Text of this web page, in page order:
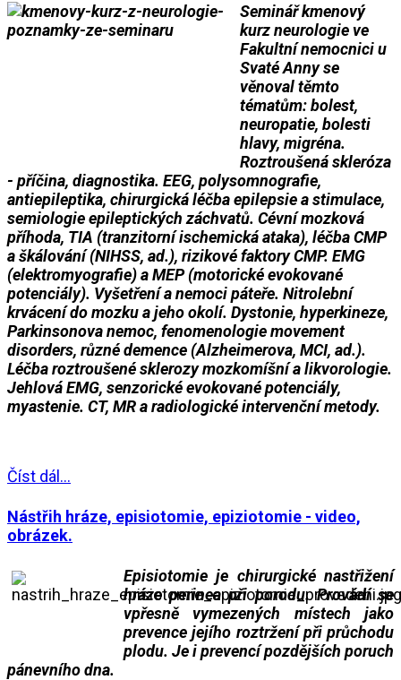
Seminář kmenový
kurz neurologie ve
Fakultní nemocnici u
Svaté Anny se
věnoval těmto
tématům: bolest,
neuropatie, bolesti
hlavy, migréna.
Roztroušená skleróza
- příčina, diagnostika. EEG, polysomnografie,
antiepileptika, chirurgická léčba epilepsie a stimulace,
semiologie epileptických záchvatů. Cévní mozková
příhoda, TIA (tranzitorní ischemická ataka), léčba CMP
a škálování (NIHSS, ad.), rizikové faktory CMP. EMG
(elektromyografie) a MEP (motorické evokované
potenciály). Vyšetření a nemoci páteře. Nitrolební
krvácení do mozku a jeho okolí. Dystonie, hyperkineze,
Parkinsonova nemoc, fenomenologie movement
disorders, různé demence (Alzheimerova, MCI, ad.).
Léčba roztroušené sklerozy mozkomíšní a likvorologie.
Jehlová EMG, senzorické evokované potenciály,
myastenie. CT, MR a radiologické intervenční metody.
Číst dál...
Nástřih hráze, episiotomie, epiziotomie - video,
obrázek.
Episiotomie je chirurgické nastřižení
hráze perinea při porodu. Provádí se
vpřesně vymezených místech jako
prevence jejího roztržení při průchodu
plodu. Je i prevencí pozdějších poruch
pánevního dna.